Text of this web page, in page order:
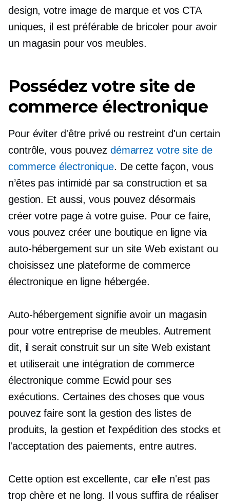
design, votre image de marque et vos CTA
uniques, il est préférable de bricoler pour avoir
un magasin pour vos meubles.
Possédez votre site de
commerce électronique
Pour éviter d'être privé ou restreint d'un certain
contrôle, vous pouvez démarrez votre site de
commerce électronique. De cette façon, vous
n’êtes pas intimidé par sa construction et sa
gestion. Et aussi, vous pouvez désormais
créer votre page à votre guise. Pour ce faire,
vous pouvez créer une boutique en ligne via
auto-hébergementsur un site Web existant ou
choisissez une plateforme de commerce
électronique en ligne hébergée.
Auto-hébergementsignifie avoir un magasin
pour votre entreprise de meubles. Autrement
dit, il serait construit sur un site Web existant
et utiliserait une intégration de commerce
électronique comme Ecwid pour ses
exécutions. Certaines des choses que vous
pouvez faire sont la gestion des listes de
produits, la gestion et l'expédition des stocks et
l'acceptation des paiements, entre autres.
Cette option est excellente, car elle n'est pas
trop chère et ne long. Il vous suffira de réaliser